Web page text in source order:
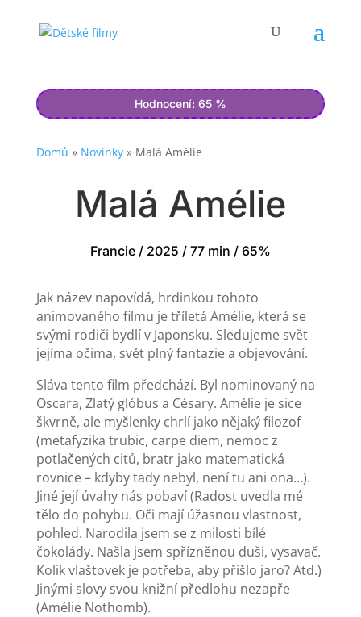
Hodnocení: 65 %
Domů » Novinky» Malá Amélie
Malá Amélie
Francie / 2025 / 77 min / 65%
Jak název napovídá, hrdinkou tohoto
animovaného filmu je tříletá Amélie, která se
svými rodiči bydlí v Japonsku. Sledujeme svět
jejíma očima, svět plný fantazie a objevování.
Sláva tento film předchází. Byl nominovaný na
Oscara, Zlatý glóbus a Césary. Amélie je sice
škvrně, ale myšlenky chrlí jako nějaký filozof
(metafyzika trubic, carpe diem, nemoc z
potlačených citů, bratr jako matematická
rovnice – kdyby tady nebyl, není tu ani ona…).
Jiné její úvahy nás pobaví (Radost uvedla mé
tělo do pohybu. Oči mají úžasnou vlastnost,
pohled. Narodila jsem se z milosti bílé
čokolády. Našla jsem spřízněnou duši, vysavač.
Kolik vlaštovek je potřeba, aby přišlo jaro? Atd.)
Jinými slovy svou knižní předlohu nezapře
(Amélie Nothomb).